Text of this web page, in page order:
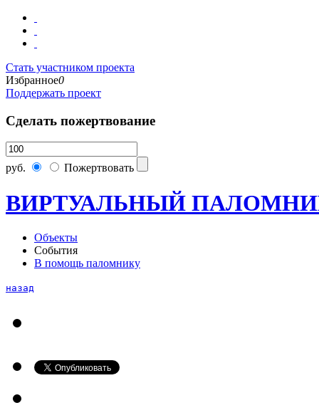
Стать участником проекта
Избранное0
Поддержать проект
Сделать пожертвование
руб. Пожертвовать
ВИРТУАЛЬНЫЙ
Объекты
События
В помощь паломнику
назад